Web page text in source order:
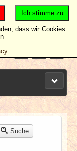
Suche
Ich stimme zu
dass wir Cookies